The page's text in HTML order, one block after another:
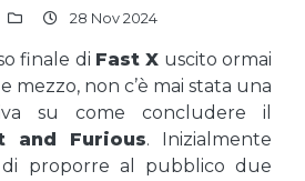
28 Nov 2024
finale di Fast X uscito ormai
mezzo, non c’è mai stata una
su come concludere il
and Furious. Inizialmente
di proporre al pubblico due